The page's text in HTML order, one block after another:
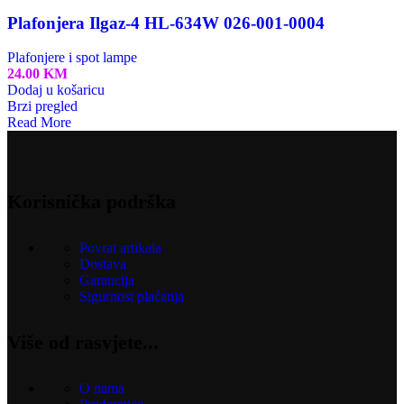
Plafonjera Ilgaz-4 HL-634W 026-001-0004
Plafonjere i spot lampe
24.00 KM
Dodaj u košaricu
Brzi pregled
Read More
Povrat artikala
Dostava
Garancija
Sigurnost plaćanja
O nama